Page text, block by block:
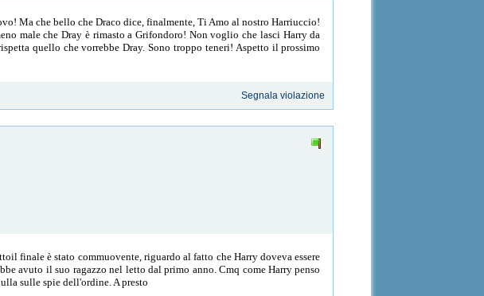
Ma che bello che Draco dice, finalmente, Ti Amo al nostro Harriuccio!
male che Dray è rimasto a Grifondoro! Non voglio che lasci Harry da
quello che vorrebbe Dray. Sono troppo teneri! Aspetto il prossimo
Segnala violazione
finale è stato commuovente, riguardo al fatto che Harry doveva essere
avuto il suo ragazzo nel letto dal primo anno. Cmq come Harry penso
sulle spie dell'ordine. A presto